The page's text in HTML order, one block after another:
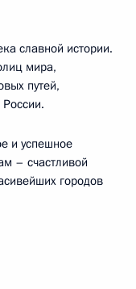
славной истории.
мира,
путей,
и успешное
– счастливой
городов